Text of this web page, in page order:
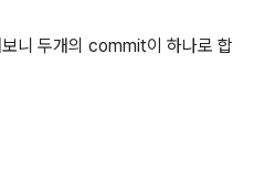
니 두개의 commit이 하나로 합